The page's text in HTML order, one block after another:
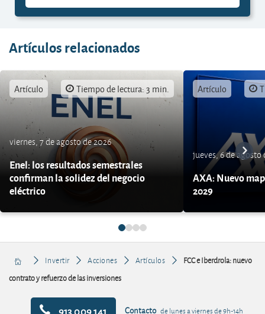
Artículos relacionados
Artículo Tiempo de lectura: 3 min.
viernes, 7 de agosto de 2026
Enel: los resultados semestrales
confirman la solidez del negocio
eléctrico
Artículo
jueves, 6 de agosto
AXA: Nuevo
2029
Invertir Acciones Artículos
FCC e Iberdrola: nuevo
contrato y refuerzo de las inversiones
913 009 141 Contacto de lunes a viernes de 9h-14h